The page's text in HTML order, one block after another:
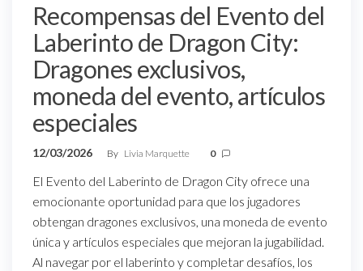
Recompensas del Evento del
Laberinto de Dragon City:
Dragones exclusivos,
moneda del evento, artículos
especiales
12/03/2026 By Livia Marquette 0
El Evento del Laberinto de Dragon City ofrece una
emocionante oportunidad para que los jugadores
obtengan dragones exclusivos, una moneda de evento
única y artículos especiales que mejoran la jugabilidad.
Al navegar por el laberinto y completar desafíos, los